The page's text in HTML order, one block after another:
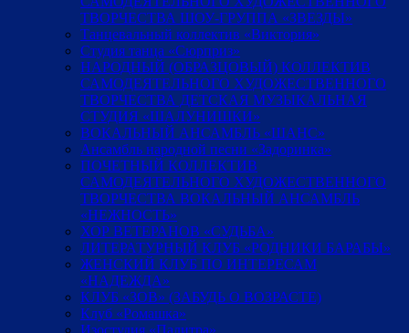
ТВОРЧЕСТВА ШОУ-ГРУППА «ЗВЕЗДЫ»
Танцевальный коллектив «Виктория»
Студия танца «Сюрприз»
НАРОДНЫЙ (ОБРАЗЦОВЫЙ) КОЛЛЕКТИВ
САМОДЕЯТЕЛЬНОГО ХУДОЖЕСТВЕННОГО
ТВОРЧЕСТВА ДЕТСКАЯ МУЗЫКАЛЬНАЯ
СТУДИЯ «ШАЛУНИШКИ»
ВОКАЛЬНЫЙ АНСАМБЛЬ «ШАНС»
Ансамбль народной песни «Задоринка»
ПОЧЕТНЫЙ КОЛЛЕКТИВ
САМОДЕЯТЕЛЬНОГО ХУДОЖЕСТВЕННОГО
ТВОРЧЕСТВА ВОКАЛЬНЫЙ АНСАМБЛЬ
«НЕЖНОСТЬ»
ХОР ВЕТЕРАНОВ «СУДЬБА»
ЛИТЕРАТУРНЫЙ КЛУБ «РОДНИКИ БАРАБЫ»
ЖЕНСКИЙ КЛУБ ПО ИНТЕРЕСАМ
«НАДЕЖДА»
КЛУБ «ЗОВ» (ЗАБУДЬ О ВОЗРАСТЕ)
Клуб «Ромашка»
Изостудия «Палитра»